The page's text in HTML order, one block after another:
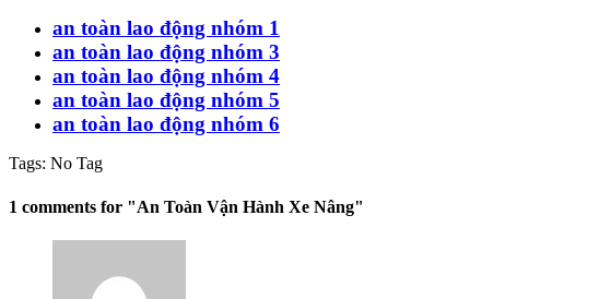
an toàn lao động nhóm 1
an toàn lao động nhóm 3
an toàn lao động nhóm 4
an toàn lao động nhóm 5
an toàn lao động nhóm 6
Tags: No Tag
1 comments for "An Toàn Vận Hành Xe Nâng"